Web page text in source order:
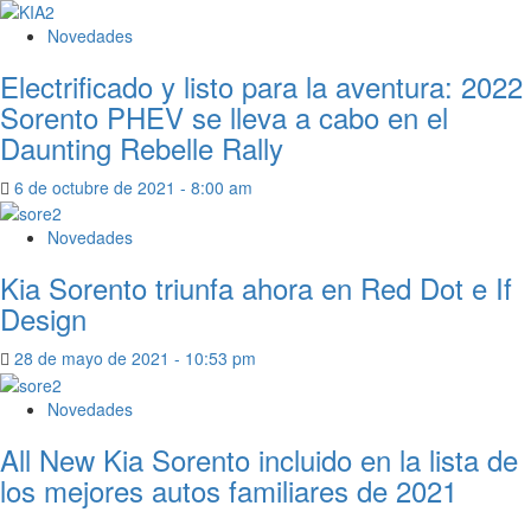
Novedades
Electrificado y listo para la aventura: 2022
Sorento PHEV se lleva a cabo en el
Daunting Rebelle Rally
6 de octubre de 2021 - 8:00 am
Novedades
Kia Sorento triunfa ahora en Red Dot e If
Design
28 de mayo de 2021 - 10:53 pm
Novedades
All New Kia Sorento incluido en la lista de
los mejores autos familiares de 2021